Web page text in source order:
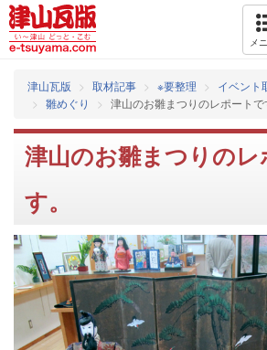
メ
津山瓦版 取材記事 ※要整理 イベント
雛めぐり
津山のお雛まつりのレポートで
津山のお雛まつりのレ
す。